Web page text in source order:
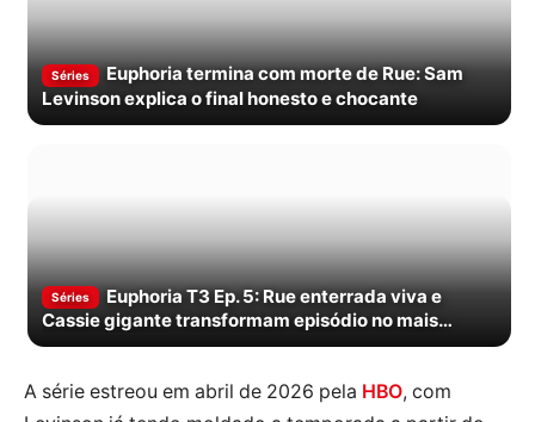
Séries
Euphoria termina com morte de Rue: Sam
Levinson explica o final honesto e chocante
Séries
Euphoria T3 Ep. 5: Rue enterrada viva e
Cassie gigante transformam episódio no mais
insano da série
A série estreou em abril de 2026 pela HBO, com